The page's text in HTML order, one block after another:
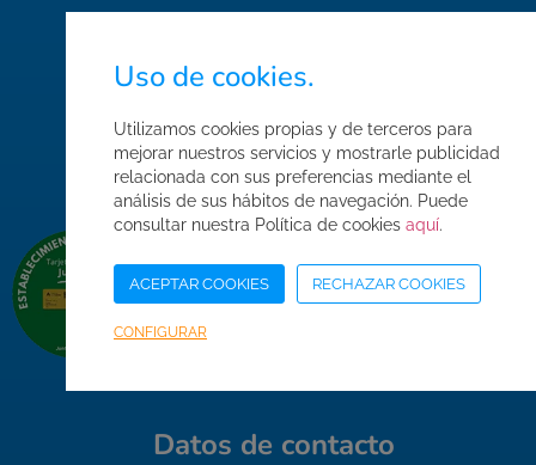
Normas de seguridad
Mapa web
Acceso Área Corporativa
Datos de contacto
Uso de cookies.
Utilizamos cookies propias y de terceros para
mejorar nuestros servicios y mostrarle publicidad
relacionada con sus preferencias mediante el
análisis de sus hábitos de navegación. Puede
consultar nuestra Política de cookies aquí.
ACEPTAR COOKIES RECHAZAR COOKIES
CONFIGURAR